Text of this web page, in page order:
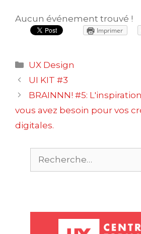
Aucun événement trouvé !
Imprimer
Catégories
UX Design
Navigation
des
UI KIT #3
BRAINNN! #5:
vous avez besoin pour vos
digitales.
u
mP
Scrum Maste